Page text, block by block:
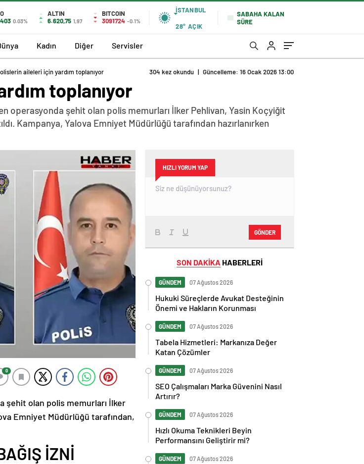
0.03%
ALTIN
6.620,75 1,97
BITCOIN
3091724 -0.1%
İSTANBUL
28° AÇIK
SABAHA KALAN
SÜRE
Kadın Diğer Servisler
aileleri için yardım toplanıyor 304 kez okundu | Güncelleme: 16 Ocak 2026 13:00
toplanıyor
operasyonda şehit olan polis memurları İlker Pehlivan, Yasin Koçyiğit
Kampanya, Yalova Emniyet Müdürlüğü tarafından hazırlanırken
0
şehit olan polis memurları İlker
Emniyet Müdürlüğü tarafından,
İZNİ
HIZLI YORUM YAP
GÖNDER
SON DAKİKA HABERLERİ
GÜNDEM 07 Ağustos 2026
Hukuki Süreçlerde Avukat Desteğinin
Önemi ve Hakların Korunması
GÜNDEM 07 Ağustos 2026
Tabela Hizmetleri: Markanıza Değer
Katan Çözümler
GÜNDEM 07 Ağustos 2026
SEO Çalışmaları Marka Güvenini Nasıl
Artırır?
GÜNDEM 07 Ağustos 2026
Hızlı Okuma Teknikleri Beyin
Performansını Geliştirir mi?
GÜNDEM 07 Ağustos 2026